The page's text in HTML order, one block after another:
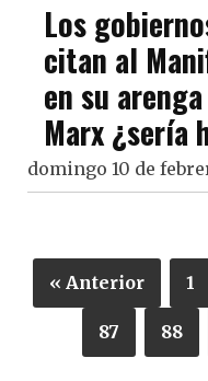
Los
citan al
en su
Marx ¿sería
domingo 10 de
« Anterior 1
87 88